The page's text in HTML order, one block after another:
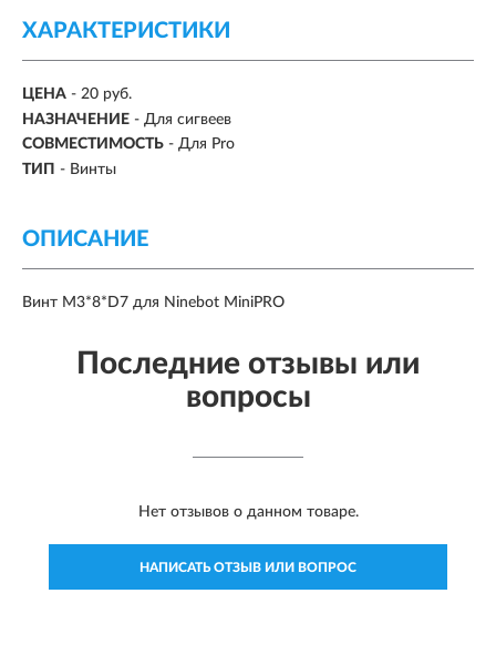
ХАРАКТЕРИСТИКИ
ЦЕНА - 20 руб.
НАЗНАЧЕНИЕ - Для сигвеев
СОВМЕСТИМОСТЬ - Для Pro
ТИП - Винты
ОПИСАНИЕ
Винт M3*8*D7 для Ninebot MiniPRO
Последние отзывы или
вопросы
Нет отзывов о данном товаре.
НАПИСАТЬ ОТЗЫВ ИЛИ ВОПРОС